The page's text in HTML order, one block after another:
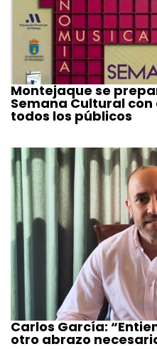
Montejaque se
Semana Cultural
todos los públicos
Carlos García:
otro abrazo